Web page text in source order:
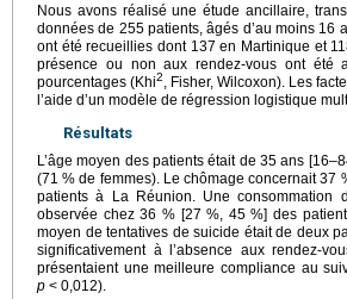
Nous avons réalisé une étude ancillaire,
données de 255 patients, âgés d’au moins
ont été recueillies dont 137 en Martinique et
présence ou non aux rendez-vous ont été
pourcentages (Khi2, Fisher, Wilcoxon). Les
l’aide d’un modèle de régression logistique
Résultats
L’âge moyen des patients était de 35 ans
(71 % de femmes). Le chômage concernait 37
patients à La Réunion. Une consommation
observée chez 36 % [27 %, 45 %] des
moyen de tentatives de suicide était de deux
significativement à l’absence aux rendez-
présentaient une meilleure compliance au
p < 0,012).